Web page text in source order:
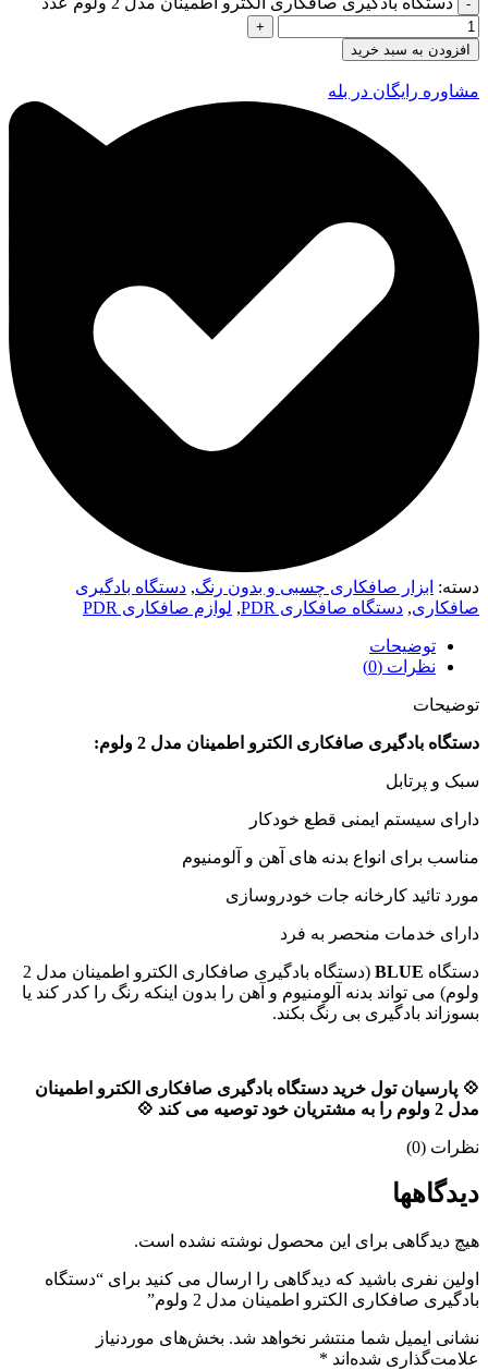
افزودن به سبد خرید
مشاوره رایگان در بله
دسته: ابزار صافکاری چسبی و بدون رنگ, دستگاه بادگیری
صافکاری, دستگاه صافکاری PDR , لوازم صافکاری PDR
توضیحات
نظرات (0)
توضیحات
دستگاه بادگیری صافکاری الکترو اطمینان مدل 2 ولوم:
سبک و پرتابل
دارای سیستم ایمنی قطع خودکار
مناسب برای انواع بدنه های آهن و آلومنیوم
مورد تائید کارخانه جات خودروسازی
دارای خدمات منحصر به فرد
دستگاه
(دستگاه بادگیری صافکاری الکترو اطمینان مدل 2
ولوم) می تواند بدنه آلومنیوم و آهن را بدون اینکه رنگ را کدر کند یا
بسوزاند بادگیری بی رنگ بکند.
💠 پارسیان تول خرید دستگاه بادگیری صافکاری الکترو اطمینان
مدل 2 ولوم را به مشتریان خود توصیه می کند 💠
نظرات (0)
دیدگاهها
هیچ دیدگاهی برای این محصول نوشته نشده است.
اولین نفری باشید که دیدگاهی را ارسال می کنید برای “دستگاه
بادگیری صافکاری الکترو اطمینان مدل 2 ولوم”
نشانی ایمیل شما منتشر نخواهد شد. بخش‌های موردنیاز
علامت‌گذاری شده‌اند *